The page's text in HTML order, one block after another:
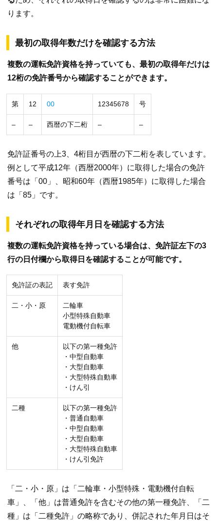
ります。
最初の取得年数だけを確認する方法
複数の運転免許資格を持っていても、最初の取得年だけは
12桁の免許番号から確認することができます。
第 12 00 12345678 号
– – 西暦の下二桁 – –
免許証番号の上3、4桁目が西暦の下二桁を表しています。
例として平成12年（西暦2000年）に取得した場合の免許
番号は「00」、昭和60年（西暦1985年）に取得した場合
は「85」です。
それぞれの取得年月日を確認する方法
複数の運転免許資格を持っている場合は、免許証左下の3
行の日付欄から取得日を確認することが可能です。
免許証の表記 表す免許
二・小・原
二輪車
小型特殊自動車
電動機付自転車
他
以下の第一種免許
・中型自動車
・大型自動車
・大型特殊自動車
・けん引
二種
以下の第一種免許
・普通自動車
・中型自動車
・大型自動車
・大型特殊自動車
・けん引免許
「二・小・原」は「二輪車・小型特殊・電動機付自転
車」、「他」は普通免許を含むその他の第一種免許、「二
種」は「二種免許」の略称であり、併記された年月日はそ